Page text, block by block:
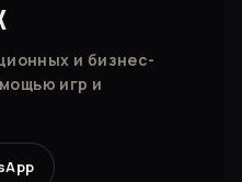
и бизнес-
игр и